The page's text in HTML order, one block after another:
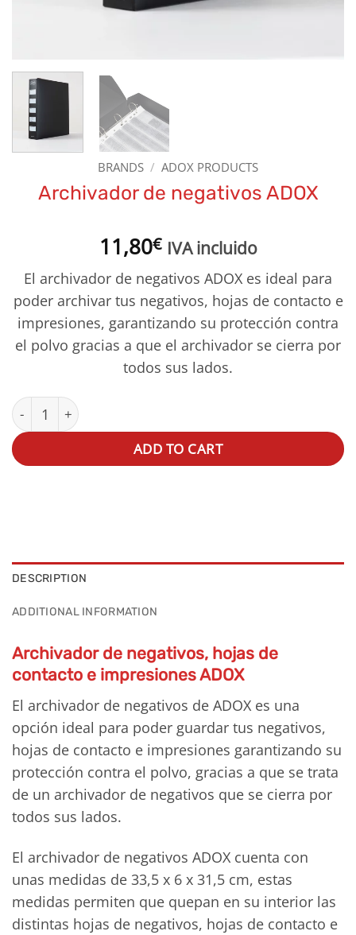
BRANDS / ADOX PRODUCTS
Archivador de negativos ADOX
11,80€ IVA incluido
El archivador de negativos ADOX es ideal para
poder archivar tus negativos, hojas de contacto e
impresiones, garantizando su protección contra
el polvo gracias a que el archivador se cierra por
todos sus lados.
Archivador de negativos ADOX quantity
ADD TO CART
DESCRIPTION
ADDITIONAL INFORMATION
Archivador de negativos, hojas de
contacto e impresiones ADOX
El archivador de negativos de ADOX es una
opción ideal para poder guardar tus negativos,
hojas de contacto e impresiones garantizando su
protección contra el polvo, gracias a que se trata
de un archivador de negativos que se cierra por
todos sus lados.
El archivador de negativos ADOX cuenta con
unas medidas de 33,5 x 6 x 31,5 cm, estas
medidas permiten que quepan en su interior las
distintas hojas de negativos, hojas de contacto e